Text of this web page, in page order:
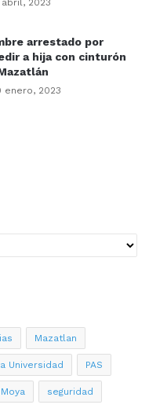
abril, 2023
arrestado por
a hija con cinturón
enero, 2023
Mazatlan
Universidad PAS
seguridad